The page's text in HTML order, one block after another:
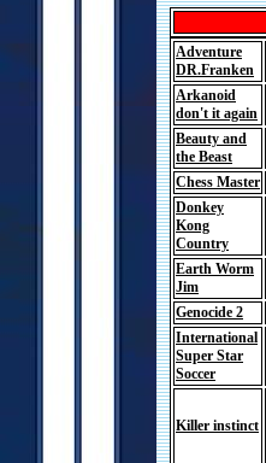
Adventure
DR.Franken
Arkanoid
don't it again
Beauty and
the Beast
Chess Master
Donkey
Kong
Country
Earth Worm
Jim
Genocide 2
International
Super Star
Soccer
Killer instinct